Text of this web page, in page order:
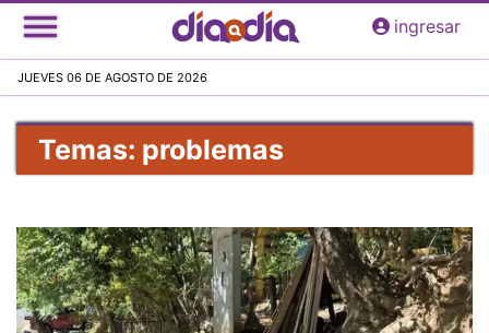
Pasar
al
principal
ingresar
JUEVES 06 DE AGOSTO DE 2026
Temas: problemas